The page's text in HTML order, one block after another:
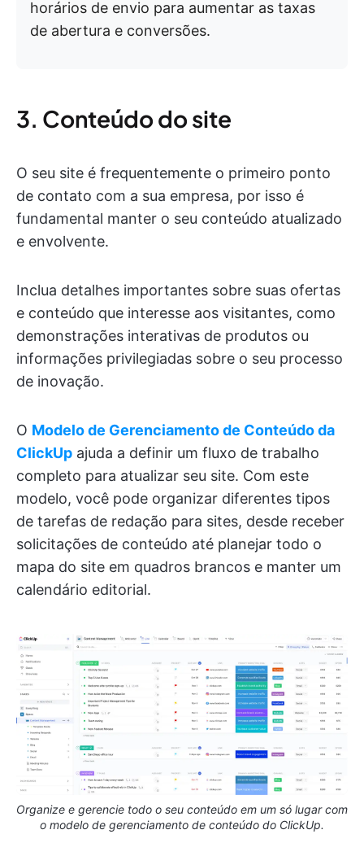
horários de envio para aumentar as taxas
de abertura e conversões.
3. Conteúdo do site
O seu site é frequentemente o primeiro ponto
de contato com a sua empresa, por isso é
fundamental manter o seu conteúdo atualizado
e envolvente.
Inclua detalhes importantes sobre suas ofertas
e conteúdo que interesse aos visitantes, como
demonstrações interativas de produtos ou
informações privilegiadas sobre o seu processo
de inovação.
O Modelo de Gerenciamento de Conteúdo da
ClickUp ajuda a definir um fluxo de trabalho
completo para atualizar seu site. Com este
modelo, você pode organizar diferentes tipos
de tarefas de redação para sites, desde receber
solicitações de conteúdo até planejar todo o
mapa do site em quadros brancos e manter um
calendário editorial.
Organize e gerencie todo o seu conteúdo em um só lugar com
o modelo de gerenciamento de conteúdo do ClickUp.